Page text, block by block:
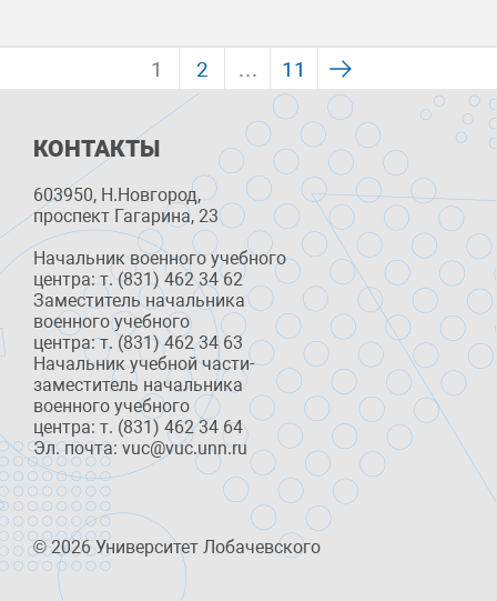
1 2 … 11
КОНТАКТЫ
603950, Н.Новгород,
проспект Гагарина, 23
Начальник военного учебного
центра: т. (831) 462 34 62
Заместитель начальника
военного учебного
центра: т. (831) 462 34 63
Начальник учебной части-
заместитель начальника
военного учебного
центра: т. (831) 462 34 64
Эл. почта: vuc@vuc.unn.ru
© 2026 Университет Лобачевского